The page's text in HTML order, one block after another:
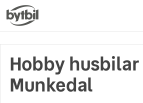
Hobby husbilar
Munkedal